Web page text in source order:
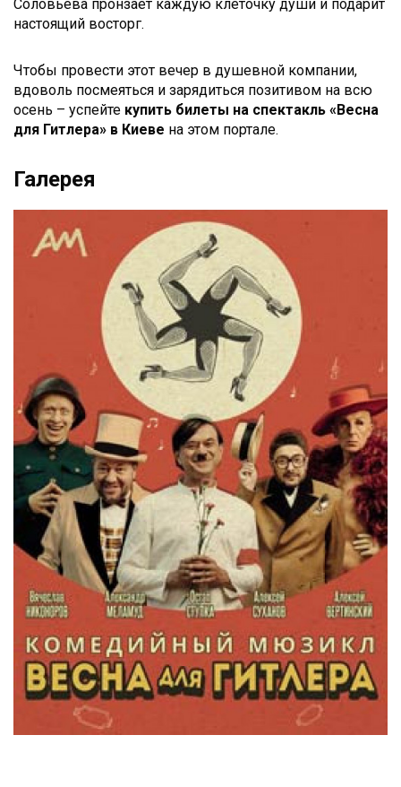
Соловьева пронзает каждую клеточку души и подарит
настоящий восторг.
Чтобы провести этот вечер в душевной компании,
вдоволь посмеяться и зарядиться позитивом на всю
осень – успейте купить билеты на спектакль «Весна
для Гитлера» в Киеве на этом портале.
Галерея